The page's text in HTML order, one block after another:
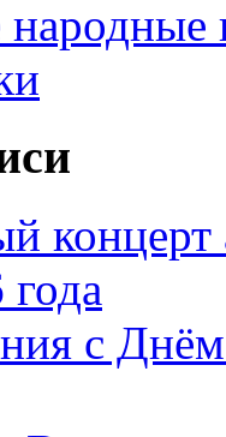
народные
концерт
с